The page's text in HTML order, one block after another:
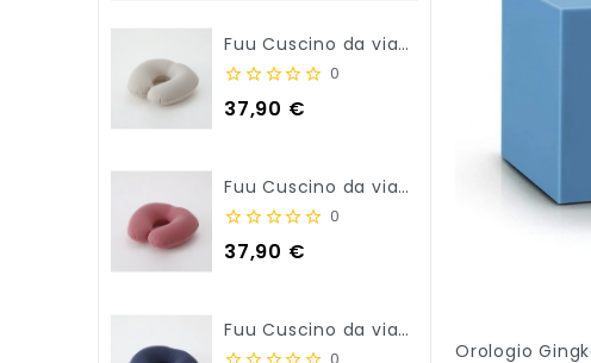
Fuu Cuscino da viaggio per il collo - Beige
0
Prezzo
37,90 €
Fuu Cuscino da viaggio per il collo - Rosa
0
Prezzo
37,90 €
Fuu Cuscino da viaggio per il collo - Blu Navy
Orologio